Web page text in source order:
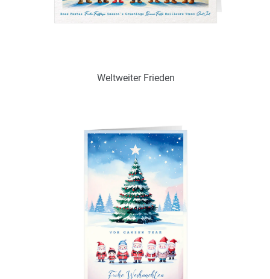
Weltweiter Frieden
Verfügbar
Zum Merkzettel hinzufügen
Ohne / Mit Inneneindruck möglich